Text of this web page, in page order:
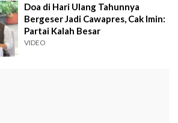
Doa di Hari Ulang Tahunnya
Bergeser Jadi Cawapres, Cak Imin:
Partai Kalah Besar
VIDEO